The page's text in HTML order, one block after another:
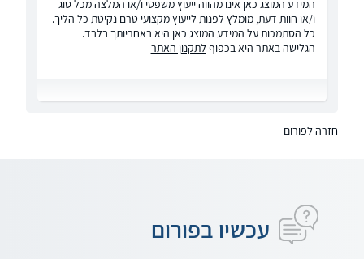
המידע המוצג כאן אינו מהווה ייעוץ משפטי ו/או המלצה מכל סוג
ו/או חוות דעת, מומלץ לפנות לייעוץ מקצועי טרם נקיטת כל הליך.
כל הסתמכות על המידע המוצג כאן היא באחריותך בלבד.
הגלישה באתר היא בכפוף לתקנון האתר
חזרה לפורום
עכשיו בפורום